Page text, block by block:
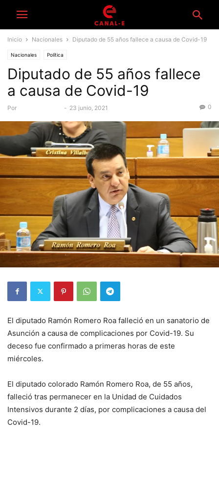
Inicio Nacionales Diputado de 55 años fallece a causa de Covid-19
Nacionales Política
Diputado de 55 años fallece
a causa de Covid-19
Por - 23 junio, 2021 0
El diputado Ramón Romero Roa falleció en un sanatorio de
Asunción a causa de complicaciones por Covid-19. Su
deceso fue confirmado a primeras horas de este
miércoles.
El diputado colorado Ramón Romero Roa, de 55 años,
falleció tras permanecer en la Unidad de Cuidados
Intensivos durante 2 días, por complicaciones a causa del
Covid-19.